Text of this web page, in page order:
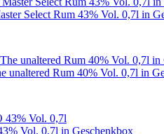
Select Rum 43% Vol. 0,7l in
unaltered Rum 40% Vol. 0,7l in
Vol. 0,7l in Geschenkbox